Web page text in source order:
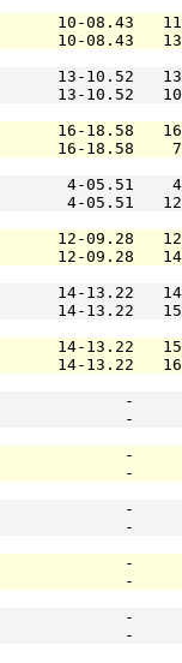
10-08.43
10-08.43
13-10.52
13-10.52
16-18.58
16-18.58
4-05.51
4-05.51
12-09.28
12-09.28
14-13.22
14-13.22
14-13.22
14-13.22
-
-
-
-
-
-
-
-
-
-